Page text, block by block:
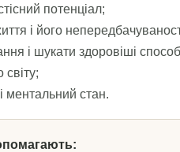
потенціал;
і його
і шукати здоровіші
світу;
ментальний стан.